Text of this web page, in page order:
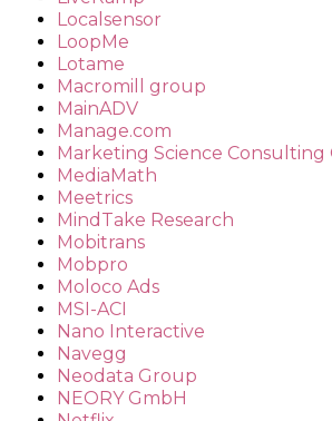
Localsensor
LoopMe
Lotame
Macromill group
MainADV
Manage.com
Marketing Science Consulting
MediaMath
Meetrics
MindTake Research
Mobitrans
Mobpro
Moloco Ads
MSI-ACI
Nano Interactive
Navegg
Neodata Group
NEORY GmbH